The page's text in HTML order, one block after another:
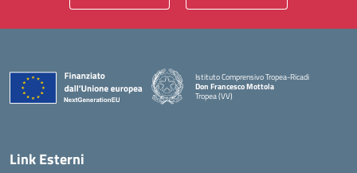
Istituto Comprensivo Tropea-Ricadi
Don Francesco Mottola
Tropea (VV)
— Visita la pagina iniziale della scuola
Link Esterni